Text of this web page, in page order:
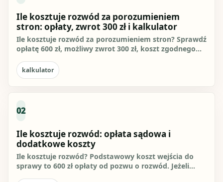
Ile kosztuje rozwód za porozumieniem
stron: opłaty, zwrot 300 zł i kalkulator
Ile kosztuje rozwód za porozumieniem stron? Sprawdź
opłatę 600 zł, możliwy zwrot 300 zł, koszt zgodnego
kalkulator
02
Ile kosztuje rozwód: opłata sądowa i
dodatkowe koszty
Ile kosztuje rozwód? Podstawowy koszt wejścia do
sprawy to 600 zł opłaty od pozwu o rozwód. Jeżeli